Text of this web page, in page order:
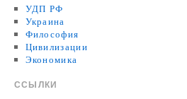
УДП РФ
Украина
Философия
Цивилизации
Экономика
ССЫЛКИ